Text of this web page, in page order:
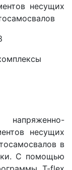
несущих
несущих
в
С помощью